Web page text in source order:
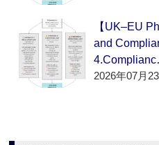
【UK–EU
and
2026年07月